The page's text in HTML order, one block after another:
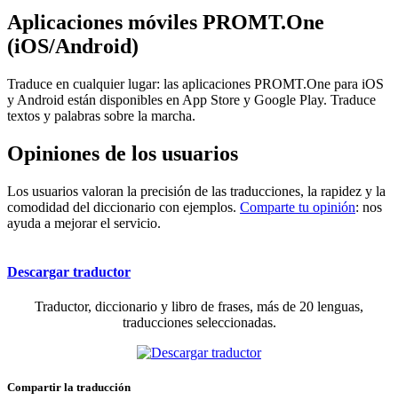
Aplicaciones móviles PROMT.One
(iOS/Android)
Traduce en cualquier lugar: las aplicaciones PROMT.One para iOS
y Android están disponibles en App Store y Google Play. Traduce
textos y palabras sobre la marcha.
Opiniones de los usuarios
Los usuarios valoran la precisión de las traducciones, la rapidez y la
comodidad del diccionario con ejemplos. Comparte tu opinión: nos
ayuda a mejorar el servicio.
Descargar traductor
Traductor, diccionario y libro de frases, más de 20 lenguas,
traducciones seleccionadas.
Compartir la traducción